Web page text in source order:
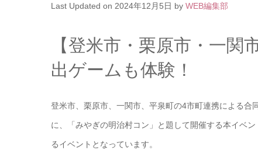
Last Updated on 2024年12月5日 by WEB編集部
【登米市・栗原市・一関
出ゲームも体験！
登米市、栗原市、一関市、平泉町の4市町連携による
に、「みやぎの明治村コン」と題して開催する本イベ
るイベントとなっています。